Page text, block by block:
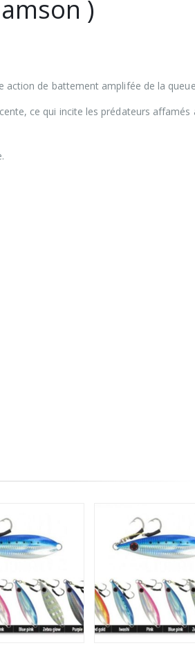
)
action de battement amplifée de la
ce qui incite les prédateurs affamés